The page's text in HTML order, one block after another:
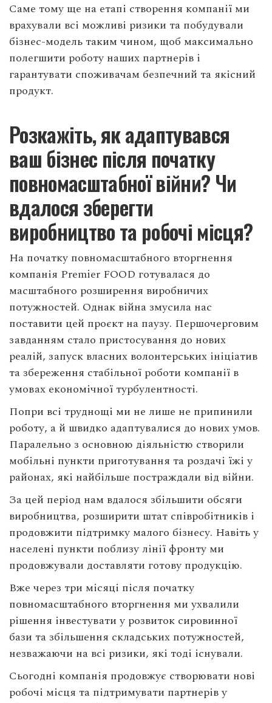
Саме тому ще на етапі створення компанії ми
врахували всі можливі ризики та побудували
бізнес-модель таким чином, щоб максимально
полегшити роботу наших партнерів і
гарантувати споживачам безпечний та якісний
продукт.
Розкажіть, як адаптувався
ваш бізнес після початку
повномасштабної війни? Чи
вдалося зберегти
виробництво та робочі місця?
На початку повномасштабного вторгнення
компанія Premier FOOD готувалася до
масштабного розширення виробничих
потужностей. Однак війна змусила нас
поставити цей проєкт на паузу. Першочерговим
завданням стало пристосування до нових
реалій, запуск власних волонтерських ініціатив
та збереження стабільної роботи компанії в
умовах економічної турбулентності.
Попри всі труднощі ми не лише не припинили
роботу, а й швидко адаптувалися до нових умов.
Паралельно з основною діяльністю створили
мобільні пункти приготування та роздачі їжі у
районах, які найбільше постраждали від війни.
За цей період нам вдалося збільшити обсяги
виробництва, розширити штат співробітників і
продовжити підтримку малого бізнесу. Навіть у
населені пункти поблизу лінії фронту ми
продовжували доставляти готову продукцію.
Вже через три місяці після початку
повномасштабного вторгнення ми ухвалили
рішення інвестувати у розвиток сировинної
бази та збільшення складських потужностей,
незважаючи на всі ризики, які тоді існували.
Сьогодні компанія продовжує створювати нові
робочі місця та підтримувати партнерів у